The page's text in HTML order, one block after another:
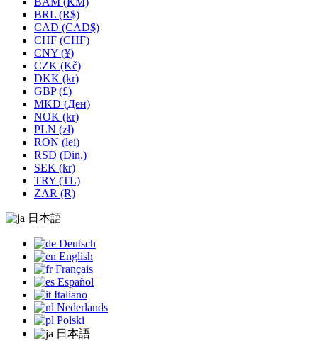
BRL (R$)
CAD (CAD$)
CHF (CHF)
CNY (¥)
CZK (Kč)
DKK (kr)
GBP (£)
MKD (Ден)
NOK (kr)
PLN (zł)
RON (lei)
RSD (Din.)
SEK (kr)
TRY (TL)
ZAR (R)
日本語
Deutsch
English
Français
Español
Italiano
Nederlands
Polski
日本語